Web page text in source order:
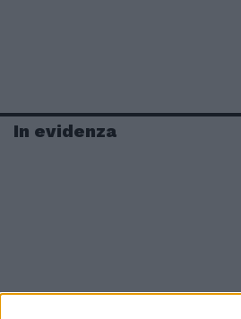
In evidenza